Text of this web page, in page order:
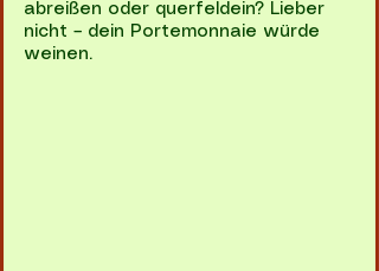
abreißen oder querfeldein? Lieber
nicht – dein Portemonnaie würde
weinen.